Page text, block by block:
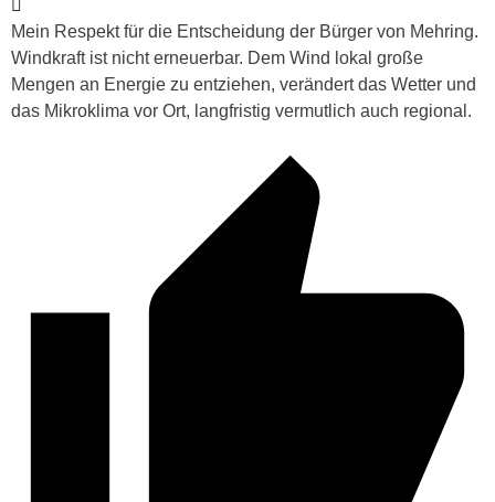
Mein Respekt für die Entscheidung der Bürger von Mehring.
Windkraft ist nicht erneuerbar. Dem Wind lokal große
Mengen an Energie zu entziehen, verändert das Wetter und
das Mikroklima vor Ort, langfristig vermutlich auch regional.